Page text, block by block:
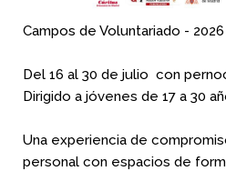
Campos de Voluntariado - 2026
Del 16 al 30 de julio con
Dirigido a jóvenes de 17 a 30
Una experiencia de
personal con espacios de